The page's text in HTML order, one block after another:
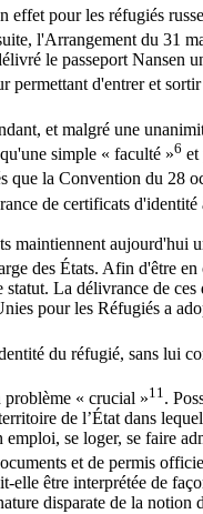
effet pour les réfugiés
l'Arrangement du 31
le passeport Nansen
permettant d'entrer et
et malgré une
simple « faculté »6 et
que la Convention du 28
de certificats
maintiennent aujourd'hui
des États. Afin d'être
La délivrance de ces
pour les Réfugiés a
du réfugié, sans lui
problème « crucial »11 .
de l’État dans
se loger, se faire
et de permis
être interprétée de
disparate de la notion